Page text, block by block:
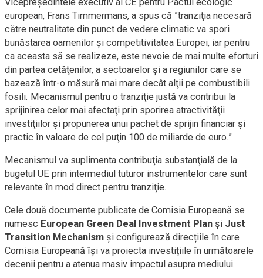
Vicepreşedintele executiv al CE pentru Pactul ecologic
european, Frans Timmermans, a spus că ”tranziţia necesară
către neutralitate din punct de vedere climatic va spori
bunăstarea oamenilor şi competitivitatea Europei, iar pentru
ca aceasta să se realizeze, este nevoie de mai multe eforturi
din partea cetăţenilor, a sectoarelor şi a regiunilor care se
bazează într-o măsură mai mare decât alţii pe combustibili
fosili. Mecanismul pentru o tranziţie justă va contribui la
sprijinirea celor mai afectaţi prin sporirea atractivităţii
investiţiilor şi propunerea unui pachet de sprijin financiar şi
practic în valoare de cel puţin 100 de miliarde de euro.”
Mecanismul va suplimenta contribuţia substanţială de la
bugetul UE prin intermediul tuturor instrumentelor care sunt
relevante în mod direct pentru tranziţie.
Cele două documente publicate de Comisia Europeană se
numesc European Green Deal Investment Plan și Just
Transition Mechanism și configurează direcțiile în care
Comisia Europeană își va proiecta investițiile în următoarele
decenii pentru a atenua masiv impactul asupra mediului.